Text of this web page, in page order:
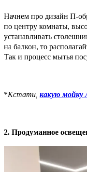
Начнем про дизайн П-
по центру комнаты,
устанавливать
на балкон, то
Так и процесс мытья
*Кстати, какую мойку
2. Продуманное